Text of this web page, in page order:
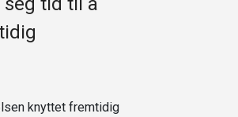
knyttet fremtidig